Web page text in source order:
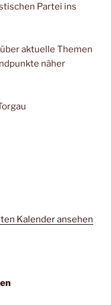
Partei ins
aktuelle Themen
näher
Kalender ansehen